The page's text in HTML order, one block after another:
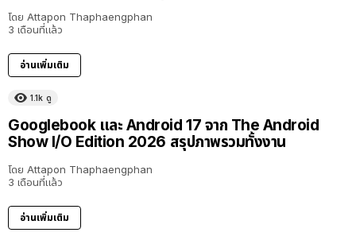
โดย Attapon Thaphaengphan
3 เดือนที่แล้ว
อ่านเพิ่มเติม
1.1k ดู
Googlebook และ Android 17 จาก The Android
Show I/O Edition 2026 สรุปภาพรวมทั้งงาน
โดย Attapon Thaphaengphan
3 เดือนที่แล้ว
อ่านเพิ่มเติม